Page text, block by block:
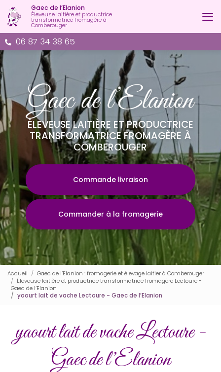
Aller
au
contenu
principal
06 87 34 38 65
Gaec de l’Elanion
Éleveuse laitière et productrice
transformatrice fromagère à
Comberouger
ÉLEVEUSE LAITIÈRE ET PRODUCTRICE
TRANSFORMATRICE FROMAGÈRE À
COMBEROUGER
Commande livraison
Commander à la fromagerie
Accueil
Gaec de l’Elanion : fromagerie et élevage laitier à Comberouger
Éleveuse laitière et productrice transformatrice fromagère Lectoure -
Gaec de l’Elanion
yaourt lait de vache Lectoure - Gaec de l’Elanion
yaourt lait de vache Lectoure -
Gaec de l’Elanion